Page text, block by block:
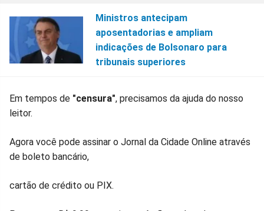
Ministros antecipam
aposentadorias e ampliam
indicações de Bolsonaro para
tribunais superiores
Em tempos de "censura", precisamos da ajuda do nosso
leitor.
Agora você pode assinar o Jornal da Cidade Online através
de boleto bancário,
cartão de crédito ou PIX.